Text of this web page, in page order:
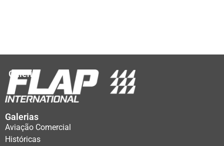
Galeria
Galerias
Aviação Comercial
Históricas